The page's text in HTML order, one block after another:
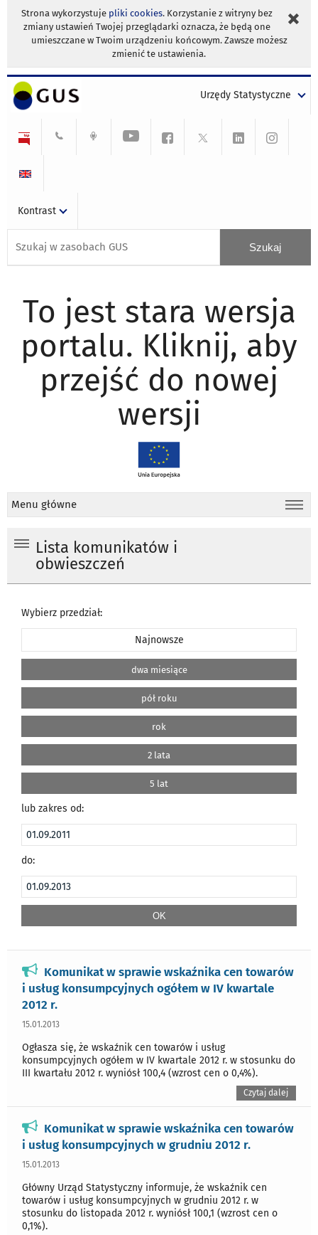
Strona wykorzystuje pliki cookies. Korzystanie z witryny bez
zmiany ustawień Twojej przeglądarki oznacza, że będą one
umieszczane w Twoim urządzeniu końcowym. Zawsze możesz
zmienić te ustawienia.
Urzędy Statystyczne
Kontrast
To jest stara wersja
portalu. Kliknij, aby
przejść do nowej
wersji
Menu główne
Lista komunikatów i
obwieszczeń
Wybierz przedział:
Najnowsze
dwa miesiące
pół roku
rok
2 lata
5 lat
lub zakres od:
do:
Komunikat w sprawie wskaźnika cen towarów
i usług konsumpcyjnych ogółem w IV kwartale
2012 r.
15.01.2013
Ogłasza się, że wskaźnik cen towarów i usług
konsumpcyjnych ogółem w IV kwartale 2012 r. w stosunku do
III kwartału 2012 r. wyniósł 100,4 (wzrost cen o 0,4%).
Czytaj dalej
Komunikat w sprawie wskaźnika cen towarów
i usług konsumpcyjnych w grudniu 2012 r.
15.01.2013
Główny Urząd Statystyczny informuje, że wskaźnik cen
towarów i usług konsumpcyjnych w grudniu 2012 r. w
stosunku do listopada 2012 r. wyniósł 100,1 (wzrost cen o
0,1%).